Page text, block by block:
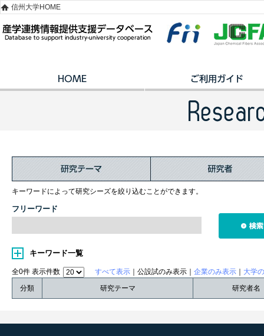
信州大学HOME
キーワードによって研究シーズを絞り込むことができます。
フリーワード
キーワード一覧
全0件 表示件数 すべて表示 ｜公設試のみ表示｜ 企業のみ表示
大学
分類
研究テーマ 研究者名